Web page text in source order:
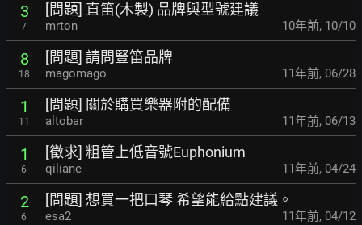
3
7
[問題] 直笛(木製) 品牌與型號建議
mrton 10年前, 10/10
8
18
[問題] 請問豎笛品牌
magomago 11年前, 06/28
1
11
[問題] 關於購買樂器附的配備
altobar 11年前, 06/13
1
6
[徵求] 粗管上低音號Euphonium
qiliane 11年前, 04/24
2
6
[問題] 想買一把口琴 希望能給點建議。
esa2 11年前, 04/12